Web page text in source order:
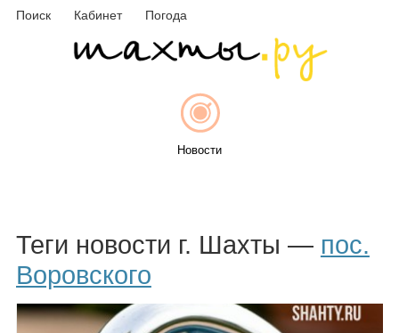
Поиск Кабинет Погода
Новости
Афиша
Объявления
Теги новости г. Шахты — пос.
Воровского